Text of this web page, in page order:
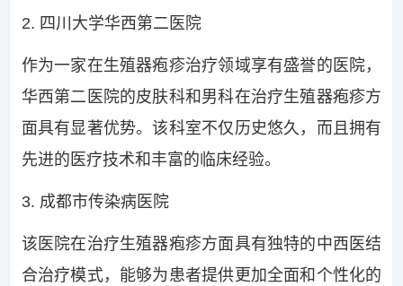
2. 四川大学华西第二医院
作为一家在生殖器疱疹治疗领域享有盛誉的医院，
华西第二医院的皮肤科和男科在治疗生殖器疱疹方
面具有显著优势。该科室不仅历史悠久，而且拥有
先进的医疗技术和丰富的临床经验。
3. 成都市传染病医院
该医院在治疗生殖器疱疹方面具有独特的中西医结
合治疗模式，能够为患者提供更加全面和个性化的